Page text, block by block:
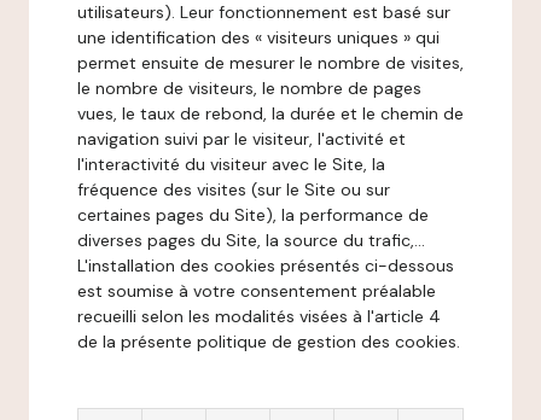
utilisateurs). Leur fonctionnement est basé sur
une identification des « visiteurs uniques » qui
permet ensuite de mesurer le nombre de visites,
le nombre de visiteurs, le nombre de pages
vues, le taux de rebond, la durée et le chemin de
navigation suivi par le visiteur, l'activité et
l'interactivité du visiteur avec le Site, la
fréquence des visites (sur le Site ou sur
certaines pages du Site), la performance de
diverses pages du Site, la source du trafic,...
L'installation des cookies présentés ci-dessous
est soumise à votre consentement préalable
recueilli selon les modalités visées à l'article 4
de la présente politique de gestion des cookies.